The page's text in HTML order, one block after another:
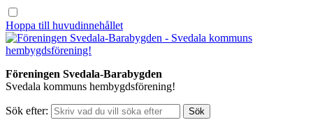
Hoppa till huvudinnehållet
Föreningen Svedala-Barabygden
Svedala kommuns hembygdsförening!
Sök efter: